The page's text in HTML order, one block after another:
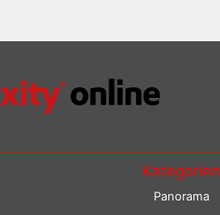
Kategorien
Panorama